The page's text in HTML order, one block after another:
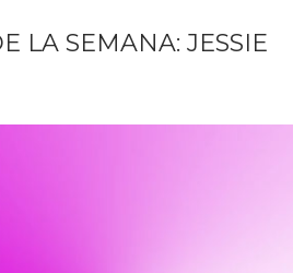
LA SEMANA: JESSIE